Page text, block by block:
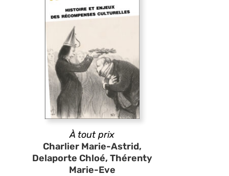
À tout prix
Charlier Marie-Astrid,
Delaporte Chloé, Thérenty
Marie-Eve